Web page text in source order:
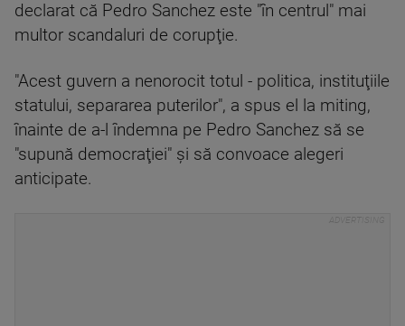
declarat că Pedro Sanchez este "în centrul" mai
multor scandaluri de corupţie.
"Acest guvern a nenorocit totul - politica, instituţiile
statului, separarea puterilor", a spus el la miting,
înainte de a-l îndemna pe Pedro Sanchez să se
"supună democraţiei" şi să convoace alegeri
anticipate.